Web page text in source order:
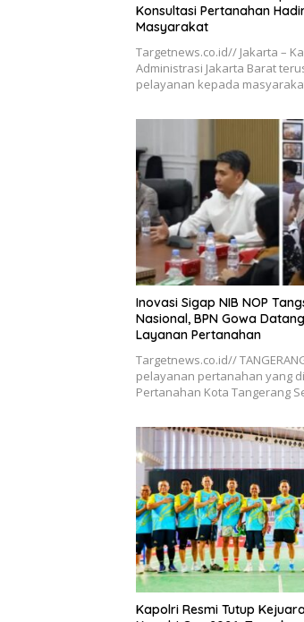
Konsultasi Pertanahan
Masyarakat
Targetnews.co.id// Jakarta –
Administrasi Jakarta Barat
pelayanan kepada
Inovasi Sigap NIB NOP
Nasional, BPN Gowa
Layanan Pertanahan
Targetnews.co.id//
pelayanan pertanahan yang
Pertanahan Kota Tangerang
Kapolri Resmi Tutup